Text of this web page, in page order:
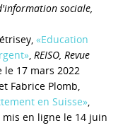
sociale,
«Education
, REISO, Revue
le 17 mars 2022
Fabrice Plomb,
en Suisse»,
mis en ligne le 14 juin